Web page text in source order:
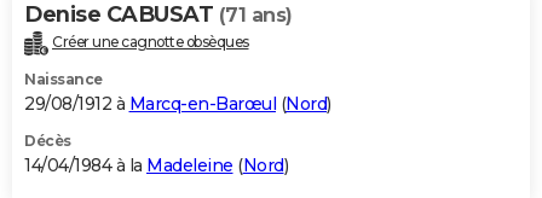
Denise CABUSAT (71 ans)
Créer une cagnotte obsèques
Naissance
29/08/1912 à Marcq-en-Barœul (Nord)
Décès
14/04/1984 à la Madeleine (Nord)